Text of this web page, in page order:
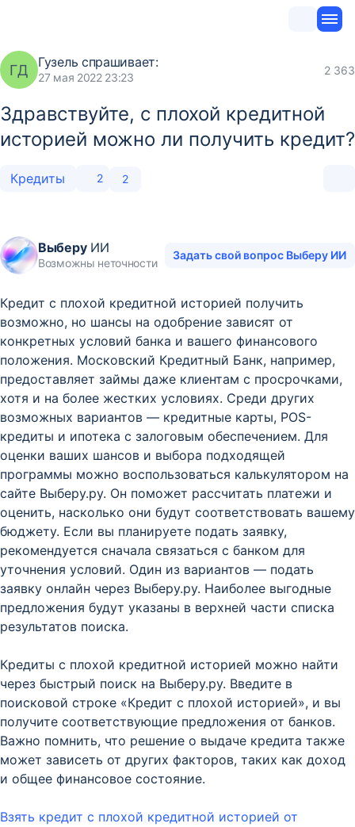
ГД Гузель спрашивает:
27 мая 2022 23:23
2 363
Здравствуйте, с плохой кредитной
историей можно ли получить кредит?
Кредиты 2 2
ВыберуИИ
Возможны неточности
Задать свой вопрос Выберу ИИ
Кредит с плохой кредитной историей получить
возможно, но шансы на одобрение зависят от
конкретных условий банка и вашего финансового
положения. Московский Кредитный Банк, например,
предоставляет займы даже клиентам с просрочками,
хотя и на более жестких условиях. Среди других
возможных вариантов — кредитные карты, POS-
кредиты и ипотека с залоговым обеспечением. Для
оценки ваших шансов и выбора подходящей
программы можно воспользоваться калькулятором на
сайте Выберу.ру. Он поможет рассчитать платежи и
оценить, насколько они будут соответствовать вашему
бюджету. Если вы планируете подать заявку,
рекомендуется сначала связаться с банком для
уточнения условий. Один из вариантов — подать
заявку онлайн через Выберу.ру. Наиболее выгодные
предложения будут указаны в верхней части списка
результатов поиска.
Кредиты с плохой кредитной историей можно найти
через быстрый поиск на Выберу.ру. Введите в
поисковой строке «Кредит с плохой историей», и вы
получите соответствующие предложения от банков.
Важно помнить, что решение о выдаче кредита также
может зависеть от других факторов, таких как доход
и общее финансовое состояние.
Взять кредит с плохой кредитной историей от